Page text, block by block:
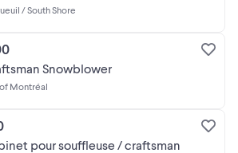
/ South Shore
Snowblower
Montréal
pour souffleuse / craftsman